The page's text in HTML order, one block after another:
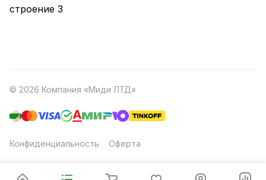
строение 3
© 2026 Компания «Миди ЛТД»
Конфиденциальность Оферта